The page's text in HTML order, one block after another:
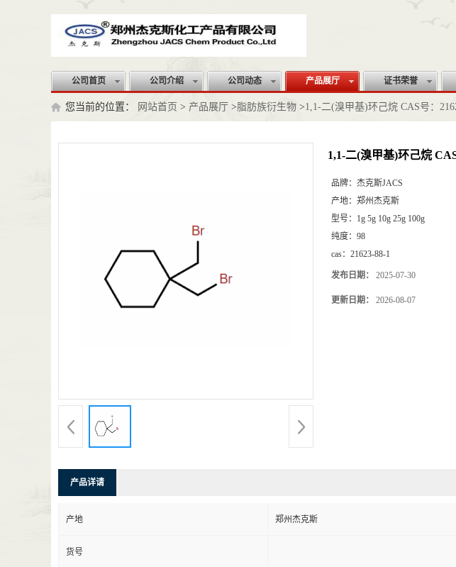
公司首页 公司介绍 公司动态 产品展厅 证书荣誉
您当前的位置： 网站首页 > 产品展厅 >脂肪族衍生物 >1,1-二(溴甲基)环己烷 CAS号：
1,1-二(溴甲基)环己烷
品牌： 杰克斯JACS
产地： 郑州杰克斯
型号： 1g 5g 10g 25g 100g
纯度： 98
cas： 21623-88-1
发布日期： 2025-07-30
更新日期： 2026-08-07
产品详请
产地 郑州杰克斯
货号